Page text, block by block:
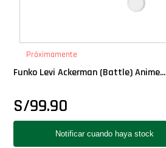
Próximamente
Funko Levi Ackerman (Battle) Anime...
S/99.90